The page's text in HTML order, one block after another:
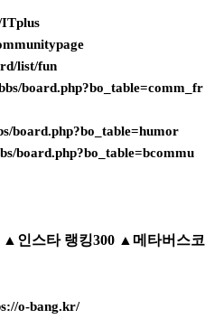
list/fun
board.php?bo_table=comm_fr
board.php?bo_table=humor
board.php?bo_table=bcommu
인스타 랭킹300 ▲메타버스코
o-bang.kr/